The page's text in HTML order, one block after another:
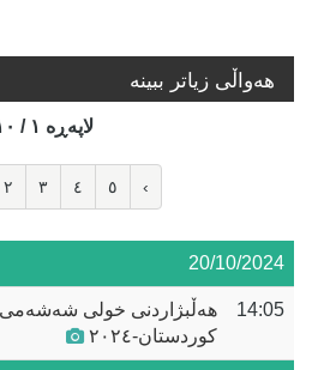
هه‌واڵی زیاتر ببینە
لاپه‌ڕه‌ ١ / ١٠
٢ ٣ ٤ ٥ ›
20/10/2024
14:05
هەڵبژاردنی خولی شەشەمی
کوردستان-٢٠٢٤